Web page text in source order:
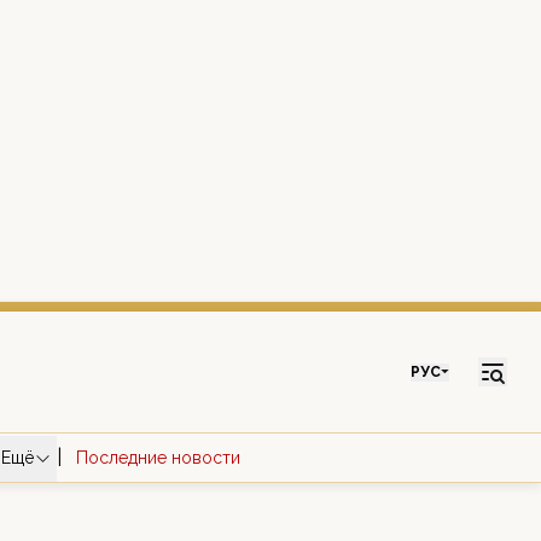
РУС
Ещё Последние новости